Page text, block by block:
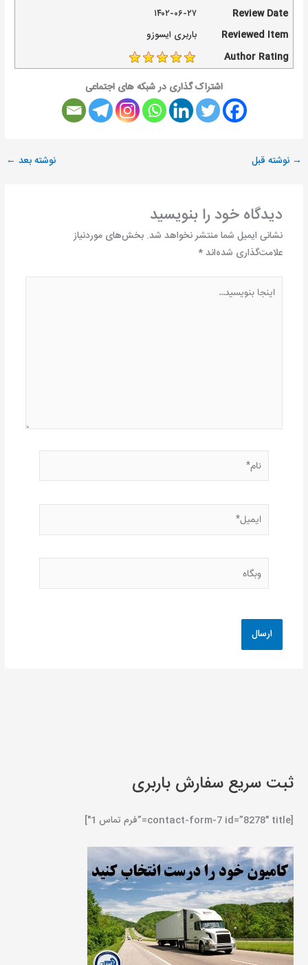
Review Date
۱۴۰۲-۰۶-۲۷
Reviewed Item
باربری ایسوزو
Author Rating
اشتراک گذاری در شبکه های اجتماعی
→ نوشته قبل نوشته بعد ←
دیدگاه‌ خود را بنویسید
نشانی ایمیل شما منتشر نخواهد شد. بخش‌های موردنیاز
علامت‌گذاری شده‌اند*
بنویسید…
وبگاه
ثبت سریع سفارش باربری
[contact-form-7 id=”8278″ title=”فرم تماس 1″]